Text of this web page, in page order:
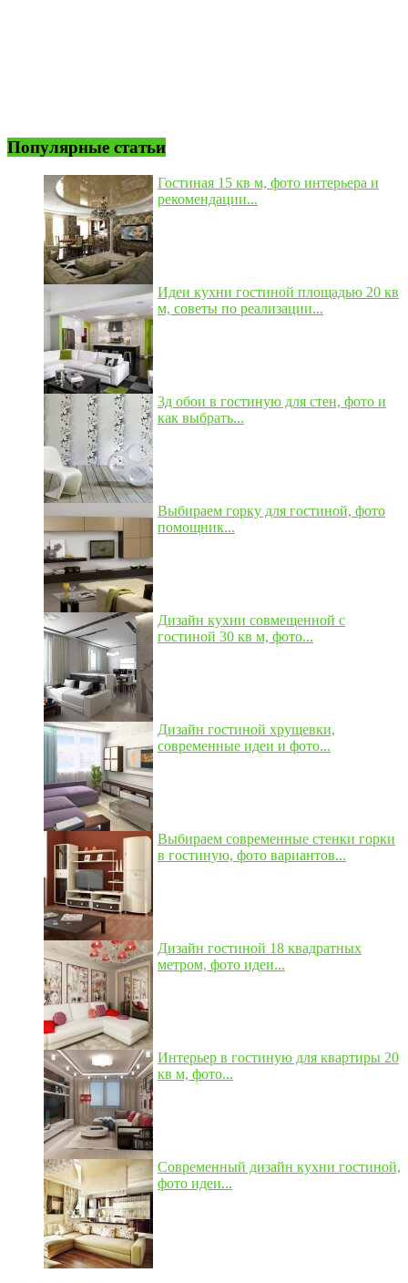
Популярные статьи
Гостиная 15 кв м, фото интерьера и
рекомендации...
Идеи кухни гостиной площадью 20 кв
м, советы по реализации...
3д обои в гостиную для стен, фото и
как выбрать...
Выбираем горку для гостиной, фото
помощник...
Дизайн кухни совмещенной с
гостиной 30 кв м, фото...
Дизайн гостиной хрущевки,
современные идеи и фото...
Выбираем современные стенки горки
в гостиную, фото вариантов...
Дизайн гостиной 18 квадратных
метром, фото идеи...
Интерьер в гостиную для квартиры 20
кв м, фото...
Современный дизайн кухни гостиной,
фото идеи...